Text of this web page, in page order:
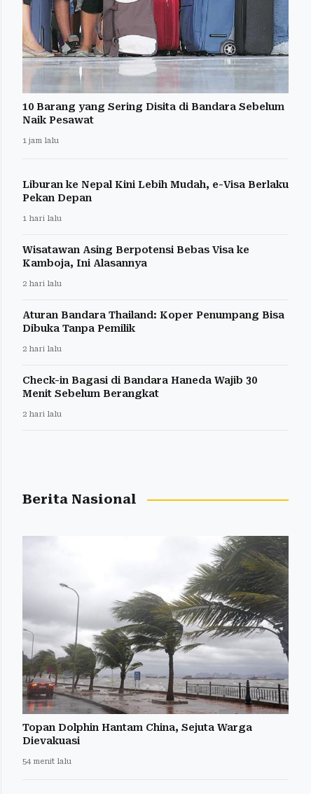
10 Barang yang Sering Disita di Bandara Sebelum
Naik Pesawat
1 jam lalu
Liburan ke Nepal Kini Lebih Mudah, e-Visa Berlaku
Pekan Depan
1 hari lalu
Wisatawan Asing Berpotensi Bebas Visa ke
Kamboja, Ini Alasannya
2 hari lalu
Aturan Bandara Thailand: Koper Penumpang Bisa
Dibuka Tanpa Pemilik
2 hari lalu
Check-in Bagasi di Bandara Haneda Wajib 30
Menit Sebelum Berangkat
2 hari lalu
Berita Nasional
Topan Dolphin Hantam China, Sejuta Warga
Dievakuasi
54 menit lalu